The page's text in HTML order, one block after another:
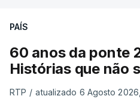
PAÍS
60 anos da ponte
Histórias que não
RTP / atualizado 6 Agosto